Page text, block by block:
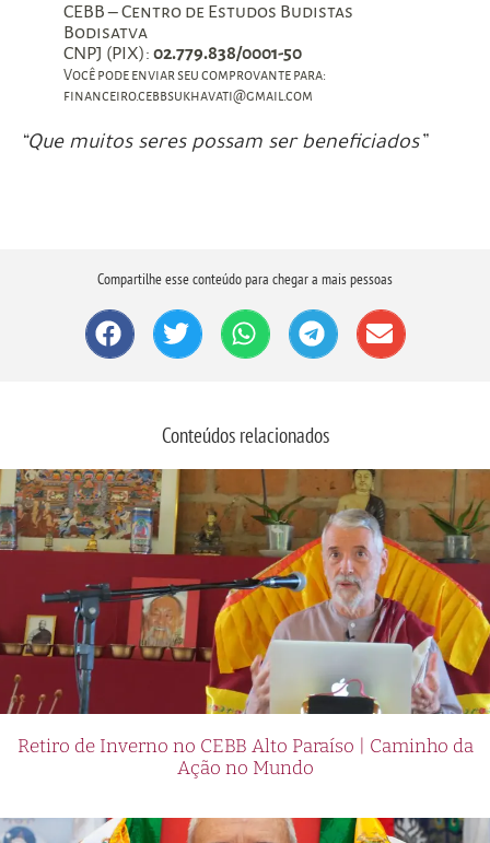
CEBB – Centro de Estudos Budistas
Bodisatva
CNPJ (PIX): 02.779.838/0001-50
Você pode enviar seu comprovante para:
financeiro.cebbsukhavati@gmail.com
“Que muitos seres possam ser beneficiados”
Compartilhe esse conteúdo para chegar a mais pessoas
Conteúdos relacionados
Retiro de Inverno no CEBB Alto Paraíso | Caminho da
Ação no Mundo